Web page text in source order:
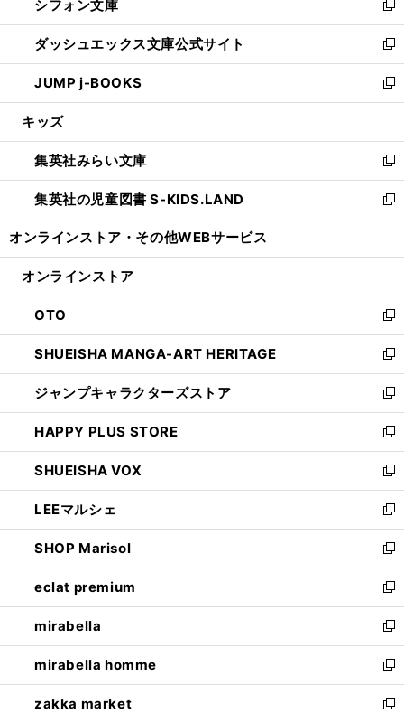
く
で
開
く
ィ
ン
ド
ウ
で
開
い
ウ
ィ
ン
ド
ウ
開
く
シフォン文庫
新
し
い
ウ
ィ
ン
ウ
で
開
く
ダッシュエックス文庫公式サイト
新
し
い
ウ
ン
ド
ウ
で
JUMP j-BOOKS
新
し
ウ
ィ
ン
ド
開
キッズ
集英社みらい文庫
新
し
い
ン
ウ
で
開
く
集英社の児童図書 S-KIDS.LAND
新
ウ
ン
ド
ウ
で
開
く
オンラインストア・ その他WEBサービス
オンラインストア
OTO
新
し
い
ウ
ィ
ン
ド
ウ
で
開
く
SHUEISHA MANGA-ART HERITAGE
新
し
い
ウ
ィ
ン
ド
ウ
で
開
く
ジャンプキャラクターズストア
新
し
い
ウ
ィ
ン
ド
ウ
で
開
く
HAPPY PLUS STORE
新
し
い
ウ
ィ
ン
ド
ウ
で
開
く
SHUEISHA VOX
新
し
い
ウ
ィ
ン
ド
ウ
で
開
く
LEEマルシェ
新
し
い
ウ
ィ
ン
ド
ウ
で
開
く
SHOP Marisol
新
し
い
ウ
ィ
ン
ド
ウ
で
eclat premium
新
し
い
ウ
ィ
ン
ド
mirabella
新
し
い
ウ
ィ
mirabella homme
新
し
い
zakka market
新